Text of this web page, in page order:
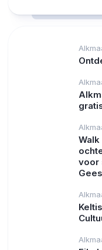
voor